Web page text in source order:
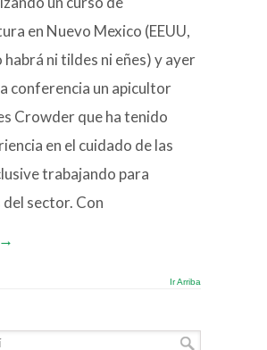
en Nuevo Mexico (EEUU,
habrá ni tildes ni eñes) y ayer
conferencia un apicultor
Crowder que ha tenido
en el cuidado de las
trabajando para
sector. Con
→
Ir Arriba